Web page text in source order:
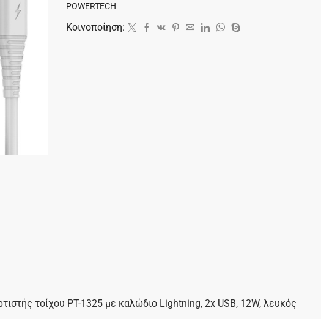
POWERTECH
Κοινοποίηση:
τοίχου PT-1325 με καλώδιο Lightning, 2x USB, 12W, λευκός